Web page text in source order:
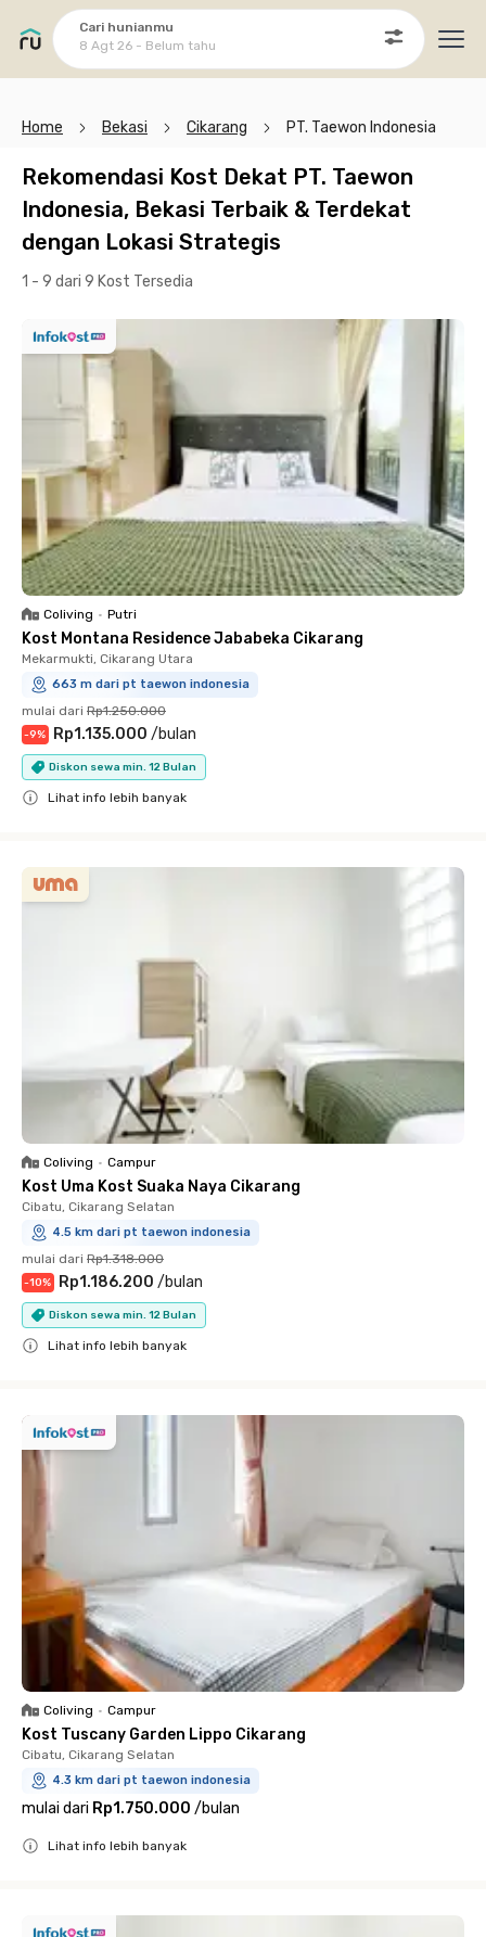
Cari hunianmu
8 Agt 26 - Belum tahu
Home Bekasi Cikarang PT. Taewon Indonesia
Rekomendasi Kost Dekat PT. Taewon
Indonesia, Bekasi Terbaik & Terdekat
dengan Lokasi Strategis
1 - 9 dari 9 Kost Tersedia
Coliving • Putri
Kost Montana Residence Jababeka Cikarang
Mekarmukti, Cikarang Utara
663 m dari pt taewon indonesia
mulai dari Rp1.250.000
-9% Rp1.135.000 /bulan
Diskon sewa min. 12 Bulan
Lihat info lebih banyak
Coliving • Campur
Kost Uma Kost Suaka Naya Cikarang
Cibatu, Cikarang Selatan
4.5 km dari pt taewon indonesia
mulai dari Rp1.318.000
-10% Rp1.186.200 /bulan
Diskon sewa min. 12 Bulan
Lihat info lebih banyak
Coliving • Campur
Kost Tuscany Garden Lippo Cikarang
Cibatu, Cikarang Selatan
4.3 km dari pt taewon indonesia
mulai dari Rp1.750.000 /bulan
Lihat info lebih banyak